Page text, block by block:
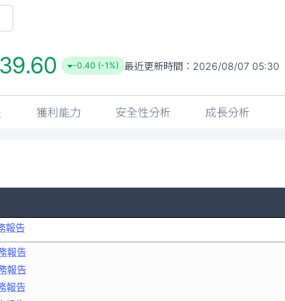
39.60 -0.40 (-1%) 最近更新時間： 2026/08/07 05:30
獲利能力 安全性分析 成長分析
報告
報告
報告
報告